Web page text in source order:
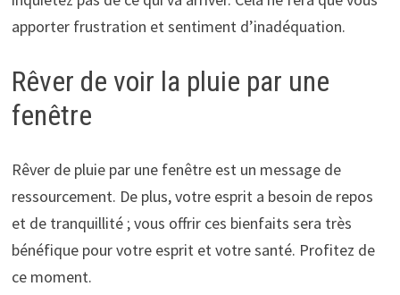
apporter frustration et sentiment d’inadéquation.
Rêver de voir la pluie par une
fenêtre
Rêver de pluie par une fenêtre est un message de
ressourcement. De plus, votre esprit a besoin de repos
et de tranquillité ; vous offrir ces bienfaits sera très
bénéfique pour votre esprit et votre santé. Profitez de
ce moment.